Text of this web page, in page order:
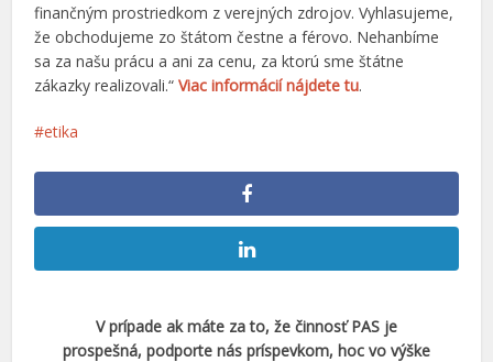
finančným prostriedkom z verejných zdrojov. Vyhlasujeme,
že obchodujeme zo štátom čestne a férovo. Nehanbíme
sa za našu prácu a ani za cenu, za ktorú sme štátne
zákazky realizovali.“Viac informácií nájdete tu.
etika
V prípade ak máte za to, že činnosť PAS je
prospešná, podporte nás príspevkom, hoc vo výške